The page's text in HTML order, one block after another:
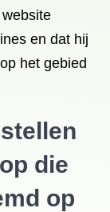
en dat hij
het gebied
die
op